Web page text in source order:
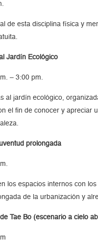
de esta disciplina física y
Jardín Ecológico
– 3:00 pm.
al jardín ecológico,
el fin de conocer y apreciar
prolongada
los espacios internos con
de la urbanización y
Tae Bo (escenario a cielo